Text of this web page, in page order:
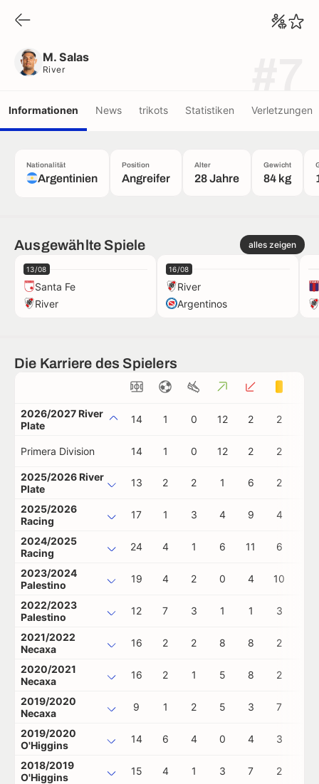
M. Salas
River
Informationen News trikots Statistiken Verletzungen
Nationalität
Argentinien
Position
Angreifer
Alter
28 Jahre
Gewicht
84 kg
Ausgewählte Spiele alles zeigen
13/08
Santa Fe
River
16/08
River
Argentinos
Die Karriere des Spielers
2026/2027 River
Plate
14 1 0 12 2 2
Primera Division 14 1 0 12 2 2
2025/2026 River
Plate
13 2 2 1 6 2
2025/2026
Racing
17 1 3 4 9 4
2024/2025
Racing
24 4 1 6 11 6
2023/2024
Palestino
19 4 2 0 4 10
2022/2023
Palestino
12 7 3 1 1 3
2021/2022
Necaxa
16 2 2 8 8 2
2020/2021
Necaxa
16 2 1 5 8 2
2019/2020
Necaxa
9 1 2 5 3 7
2019/2020
O'Higgins
14 6 4 0 4 3
2018/2019
O'Higgins
15 4 1 3 7 2